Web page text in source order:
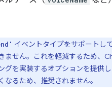
イベントタイプをサポートし
ません。これを軽減するため、
グを実装するオプションを提供
なるため、推奨されません。